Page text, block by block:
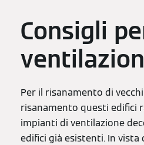
Consigli
Per il risanamento di
risanamento questi edifici
impianti di ventilazione
edifici già esistenti. In vista